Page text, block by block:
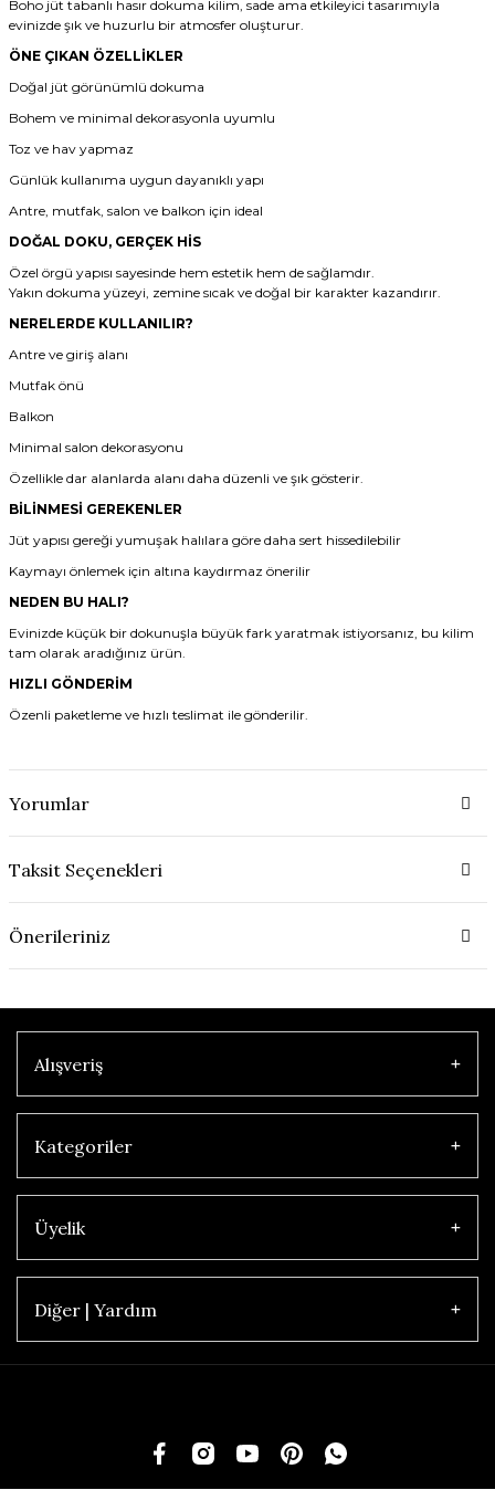
Boho jüt tabanlı hasır dokuma kilim, sade ama etkileyici tasarımıyla
evinizde şık ve huzurlu bir atmosfer oluşturur.
ÖNE ÇIKAN ÖZELLİKLER
Doğal jüt görünümlü dokuma
Bohem ve minimal dekorasyonla uyumlu
Toz ve hav yapmaz
Günlük kullanıma uygun dayanıklı yapı
Antre, mutfak, salon ve balkon için ideal
DOĞAL DOKU, GERÇEK HİS
Özel örgü yapısı sayesinde hem estetik hem de sağlamdır.
Yakın dokuma yüzeyi, zemine sıcak ve doğal bir karakter kazandırır.
NERELERDE KULLANILIR?
Antre ve giriş alanı
Mutfak önü
Balkon
Minimal salon dekorasyonu
Özellikle dar alanlarda alanı daha düzenli ve şık gösterir.
BİLİNMESİ GEREKENLER
Jüt yapısı gereği yumuşak halılara göre daha sert hissedilebilir
Kaymayı önlemek için altına kaydırmaz önerilir
NEDEN BU HALI?
Evinizde küçük bir dokunuşla büyük fark yaratmak istiyorsanız, bu kilim
tam olarak aradığınız ürün.
HIZLI GÖNDERİM
Özenli paketleme ve hızlı teslimat ile gönderilir.
Yorumlar
Taksit Seçenekleri
Önerileriniz
Alışveriş
Kategoriler
Üyelik
Diğer | Yardım